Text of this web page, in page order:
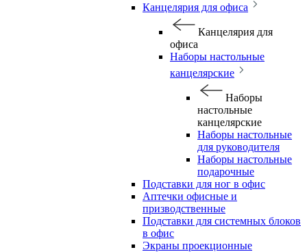
Канцелярия для офиса
Канцелярия для
офиса
Наборы настольные
канцелярские
Наборы
настольные
канцелярские
Наборы настольные
для руководителя
Наборы настольные
подарочные
Подставки для ног в офис
Аптечки офисные и
призводственные
Подставки для системных блоков
в офис
Экраны проекционные